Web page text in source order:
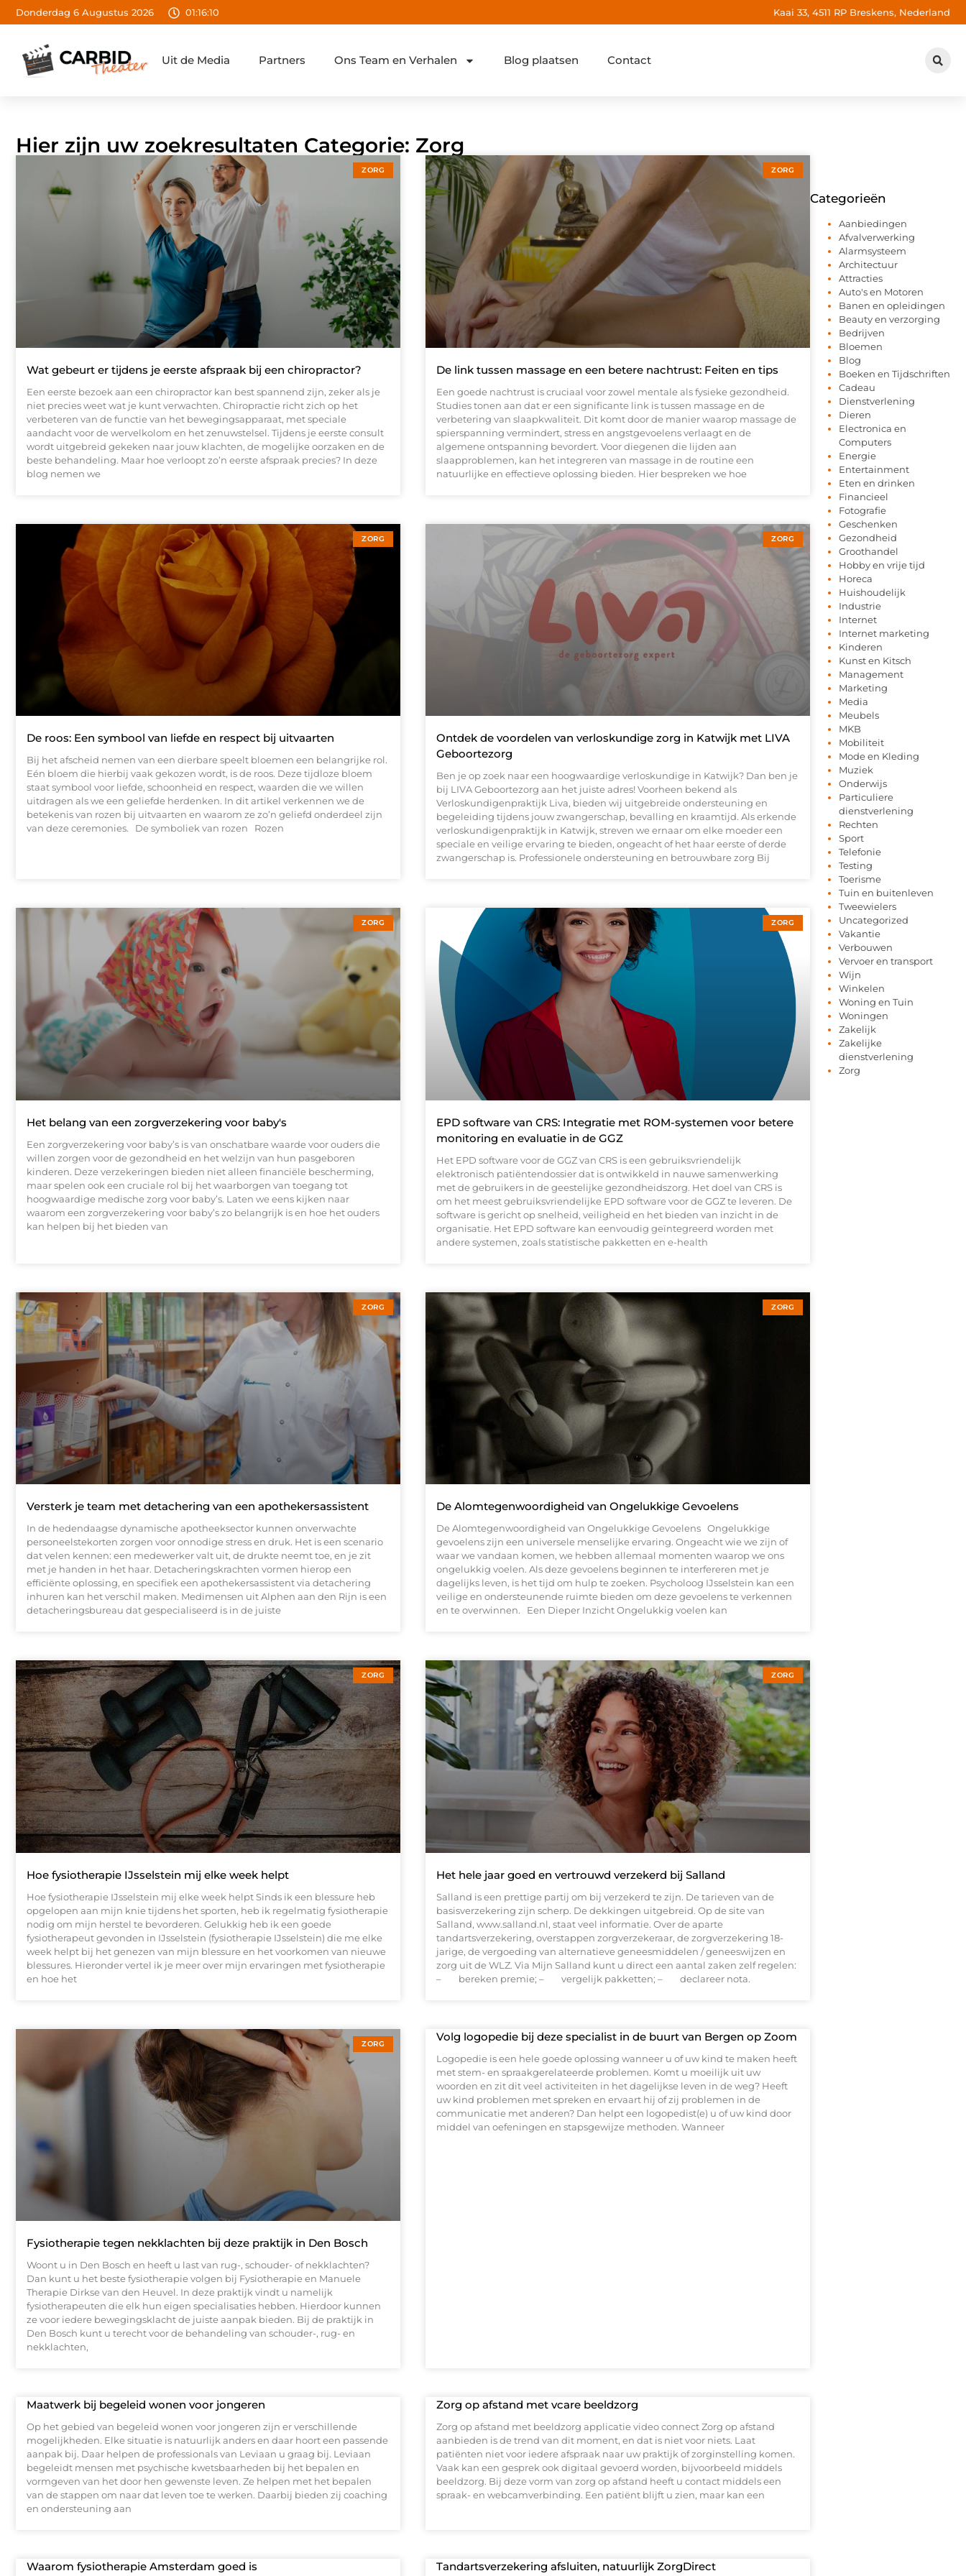
Donderdag 6 Augustus 2026 01:16:12 Kaai 33, 4511 RP Breskens, Nederland
Uit de Media Partners Ons Team en Verhalen Blog plaatsen Contact
Hier zijn uw zoekresultaten Categorie: Zorg
ZORG
Wat gebeurt er tijdens je eerste afspraak bij een chiropractor?
Een eerste bezoek aan een chiropractor kan best spannend zijn, zeker als je
niet precies weet wat je kunt verwachten. Chiropractie richt zich op het
verbeteren van de functie van het bewegingsapparaat, met speciale
aandacht voor de wervelkolom en het zenuwstelsel. Tijdens je eerste consult
wordt uitgebreid gekeken naar jouw klachten, de mogelijke oorzaken en de
beste behandeling. Maar hoe verloopt zo’n eerste afspraak precies? In deze
blog nemen we
ZORG
De link tussen massage en een betere nachtrust: Feiten en tips
Een goede nachtrust is cruciaal voor zowel mentale als fysieke gezondheid.
Studies tonen aan dat er een significante link is tussen massage en de
verbetering van slaapkwaliteit. Dit komt door de manier waarop massage de
spierspanning vermindert, stress en angstgevoelens verlaagt en de
algemene ontspanning bevordert. Voor diegenen die lijden aan
slaapproblemen, kan het integreren van massage in de routine een
natuurlijke en effectieve oplossing bieden. Hier bespreken we hoe
ZORG
De roos: Een symbool van liefde en respect bij uitvaarten
Bij het afscheid nemen van een dierbare speelt bloemen een belangrijke rol.
Eén bloem die hierbij vaak gekozen wordt, is de roos. Deze tijdloze bloem
staat symbool voor liefde, schoonheid en respect, waarden die we willen
uitdragen als we een geliefde herdenken. In dit artikel verkennen we de
betekenis van rozen bij uitvaarten en waarom ze zo’n geliefd onderdeel zijn
van deze ceremonies. De symboliek van rozen Rozen
ZORG
Ontdek de voordelen van verloskundige zorg in Katwijk met LIVA
Geboortezorg
Ben je op zoek naar een hoogwaardige verloskundige in Katwijk? Dan ben je
bij LIVA Geboortezorg aan het juiste adres! Voorheen bekend als
Verloskundigenpraktijk Liva, bieden wij uitgebreide ondersteuning en
begeleiding tijdens jouw zwangerschap, bevalling en kraamtijd. Als erkende
verloskundigenpraktijk in Katwijk, streven we ernaar om elke moeder een
speciale en veilige ervaring te bieden, ongeacht of het haar eerste of derde
zwangerschap is. Professionele ondersteuning en betrouwbare zorg Bij
ZORG
Het belang van een zorgverzekering voor baby's
Een zorgverzekering voor baby’s is van onschatbare waarde voor ouders die
willen zorgen voor de gezondheid en het welzijn van hun pasgeboren
kinderen. Deze verzekeringen bieden niet alleen financiële bescherming,
maar spelen ook een cruciale rol bij het waarborgen van toegang tot
hoogwaardige medische zorg voor baby’s. Laten we eens kijken naar
waarom een zorgverzekering voor baby’s zo belangrijk is en hoe het ouders
kan helpen bij het bieden van
ZORG
EPD software van CRS: Integratie met ROM-systemen voor betere
monitoring en evaluatie in de GGZ
Het EPD software voor de GGZ van CRS is een gebruiksvriendelijk
elektronisch patiëntendossier dat is ontwikkeld in nauwe samenwerking
met de gebruikers in de geestelijke gezondheidszorg. Het doel van CRS is
om het meest gebruiksvriendelijke EPD software voor de GGZ te leveren. De
software is gericht op snelheid, veiligheid en het bieden van inzicht in de
organisatie. Het EPD software kan eenvoudig geïntegreerd worden met
andere systemen, zoals statistische pakketten en e-health
ZORG
Versterk je team met detachering van een apothekersassistent
In de hedendaagse dynamische apotheeksector kunnen onverwachte
personeelstekorten zorgen voor onnodige stress en druk. Het is een scenario
dat velen kennen: een medewerker valt uit, de drukte neemt toe, en je zit
met je handen in het haar. Detacheringskrachten vormen hierop een
efficiënte oplossing, en specifiek een apothekersassistent via detachering
inhuren kan het verschil maken. Medimensen uit Alphen aan den Rijn is een
detacheringsbureau dat gespecialiseerd is in de juiste
ZORG
De Alomtegenwoordigheid van Ongelukkige Gevoelens
De Alomtegenwoordigheid van Ongelukkige Gevoelens Ongelukkige
gevoelens zijn een universele menselijke ervaring. Ongeacht wie we zijn of
waar we vandaan komen, we hebben allemaal momenten waarop we ons
ongelukkig voelen. Als deze gevoelens beginnen te interfereren met je
dagelijks leven, is het tijd om hulp te zoeken. Psycholoog IJsselstein kan een
veilige en ondersteunende ruimte bieden om deze gevoelens te verkennen
en te overwinnen. Een Dieper Inzicht Ongelukkig voelen kan
ZORG
Hoe fysiotherapie IJsselstein mij elke week helpt
Hoe fysiotherapie IJsselstein mij elke week helpt Sinds ik een blessure heb
opgelopen aan mijn knie tijdens het sporten, heb ik regelmatig fysiotherapie
nodig om mijn herstel te bevorderen. Gelukkig heb ik een goede
fysiotherapeut gevonden in IJsselstein (fysiotherapie IJsselstein) die me elke
week helpt bij het genezen van mijn blessure en het voorkomen van nieuwe
blessures. Hieronder vertel ik je meer over mijn ervaringen met fysiotherapie
en hoe het
ZORG
Het hele jaar goed en vertrouwd verzekerd bij Salland
Salland is een prettige partij om bij verzekerd te zijn. De tarieven van de
basisverzekering zijn scherp. De dekkingen uitgebreid. Op de site van
Salland, www.salland.nl, staat veel informatie. Over de aparte
tandartsverzekering, overstappen zorgverzekeraar, de zorgverzekering 18-
jarige, de vergoeding van alternatieve geneesmiddelen / geneeswijzen en
zorg uit de WLZ. Via Mijn Salland kunt u direct een aantal zaken zelf regelen:
– bereken premie; – vergelijk pakketten; – declareer nota.
ZORG
Fysiotherapie tegen nekklachten bij deze praktijk in Den Bosch
Woont u in Den Bosch en heeft u last van rug-, schouder- of nekklachten?
Dan kunt u het beste fysiotherapie volgen bij Fysiotherapie en Manuele
Therapie Dirkse van den Heuvel. In deze praktijk vindt u namelijk
fysiotherapeuten die elk hun eigen specialisaties hebben. Hierdoor kunnen
ze voor iedere bewegingsklacht de juiste aanpak bieden. Bij de praktijk in
Den Bosch kunt u terecht voor de behandeling van schouder-, rug- en
nekklachten,
Volg logopedie bij deze specialist in de buurt van Bergen op Zoom
Logopedie is een hele goede oplossing wanneer u of uw kind te maken heeft
met stem- en spraakgerelateerde problemen. Komt u moeilijk uit uw
woorden en zit dit veel activiteiten in het dagelijkse leven in de weg? Heeft
uw kind problemen met spreken en ervaart hij of zij problemen in de
communicatie met anderen? Dan helpt een logopedist(e) u of uw kind door
middel van oefeningen en stapsgewijze methoden. Wanneer
Maatwerk bij begeleid wonen voor jongeren
Op het gebied van begeleid wonen voor jongeren zijn er verschillende
mogelijkheden. Elke situatie is natuurlijk anders en daar hoort een passende
aanpak bij. Daar helpen de professionals van Leviaan u graag bij. Leviaan
begeleidt mensen met psychische kwetsbaarheden bij het bepalen en
vormgeven van het door hen gewenste leven. Ze helpen met het bepalen
van de stappen om naar dat leven toe te werken. Daarbij bieden zij coaching
en ondersteuning aan
Zorg op afstand met vcare beeldzorg
Zorg op afstand met beeldzorg applicatie video connect Zorg op afstand
aanbieden is de trend van dit moment, en dat is niet voor niets. Laat
patiënten niet voor iedere afspraak naar uw praktijk of zorginstelling komen.
Vaak kan een gesprek ook digitaal gevoerd worden, bijvoorbeeld middels
beeldzorg. Bij deze vorm van zorg op afstand heeft u contact middels een
spraak- en webcamverbinding. Een patiënt blijft u zien, maar kan een
Waarom fysiotherapie Amsterdam goed is Tandartsverzekering afsluiten, natuurlijk ZorgDirect
Categorieën
Aanbiedingen
Afvalverwerking
Alarmsysteem
Architectuur
Attracties
Auto's en Motoren
Banen en opleidingen
Beauty en verzorging
Bedrijven
Bloemen
Blog
Boeken en Tijdschriften
Cadeau
Dienstverlening
Dieren
Electronica en
Computers
Energie
Entertainment
Eten en drinken
Financieel
Fotografie
Geschenken
Gezondheid
Groothandel
Hobby en vrije tijd
Horeca
Huishoudelijk
Industrie
Internet
Internet marketing
Kinderen
Kunst en Kitsch
Management
Marketing
Media
Meubels
MKB
Mobiliteit
Mode en Kleding
Muziek
Onderwijs
Particuliere
dienstverlening
Rechten
Sport
Telefonie
Testing
Toerisme
Tuin en buitenleven
Tweewielers
Uncategorized
Vakantie
Verbouwen
Vervoer en transport
Wijn
Winkelen
Woning en Tuin
Woningen
Zakelijk
Zakelijke
dienstverlening
Zorg